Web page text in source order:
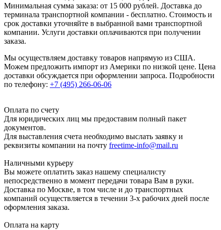
Минимальная сумма заказа: от 15 000 рублей. Доставка до
терминала транспортной компании - бесплатно. Стоимость и
срок доставки уточняйте в выбранной вами транспортной
компании. Услуги доставки оплачиваются при получении
заказа.
Мы осуществляем доставку товаров напрямую из США.
Можем предложить импорт из Америки по низкой цене. Цена
доставки обсуждается при оформлении запроса. Подробности
по телефону: +7 (495) 266-06-06
Оплата по счету
Для юридических лиц мы предоставим полный пакет
документов.
Для выставления счета необходимо выслать заявку и
реквизиты компании на почту freetime-info@mail.ru
Наличными курьеру
Вы можете оплатить заказ нашему специалисту
непосредственно в момент передачи товара Вам в руки.
Доставка по Москве, в том числе и до транспортных
компаний осуществляется в течении 3-х рабочих дней после
оформления заказа.
Оплата на карту